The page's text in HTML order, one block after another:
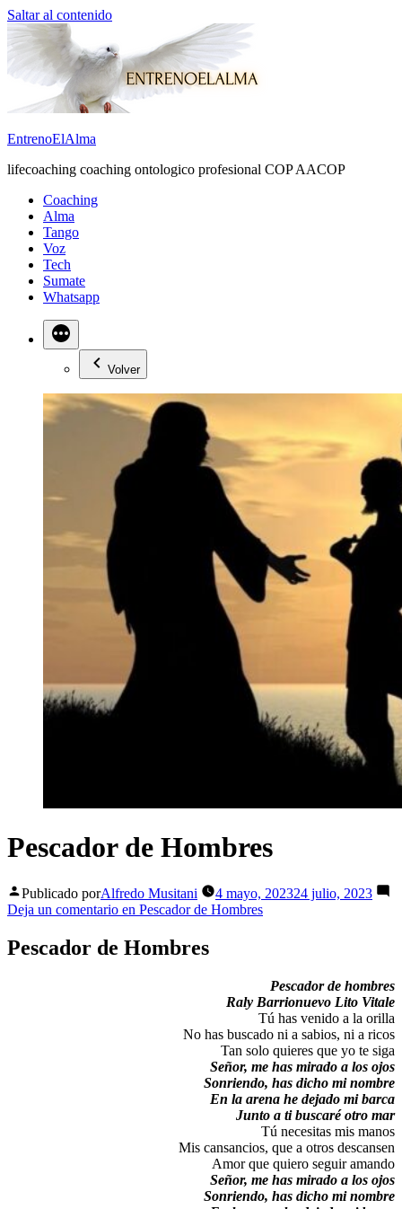
Saltar al contenido
EntrenoElAlma
lifecoaching coaching ontologico profesional COP AACOP
Coaching
Alma
Tango
Voz
Tech
Sumate
Whatsapp
Volver
Pescador de Hombres
Publicado porAlfredo Musitani 4 mayo, 202324 julio, 2023
Deja un comentario en Pescador de Hombres
Pescador de Hombres
Pescador de hombres
Raly Barrionuevo Lito Vitale
Tú has venido a la orilla
No has buscado ni a sabios, ni a ricos
Tan solo quieres que yo te siga
Señor, me has mirado a los ojos
Sonriendo, has dicho mi nombre
En la arena he dejado mi barca
Junto a ti buscaré otro mar
Tú necesitas mis manos
Mis cansancios, que a otros descansen
Amor que quiero seguir amando
Señor, me has mirado a los ojos
Sonriendo, has dicho mi nombre